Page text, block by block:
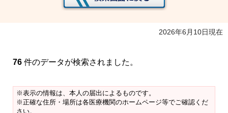
2026年6月10日現在
76 件のデータが検索されました。
※表示の情報は、本人の届出によるものです。
※正確な住所・場所は各医療機関のホームページ等でご確認くだ
さい。